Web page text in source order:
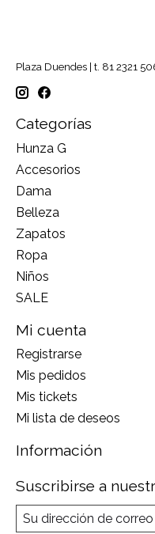
Plaza Duendes | t. 81 2321
Categorías
Hunza G
Accesorios
Dama
Belleza
Zapatos
Ropa
Niños
SALE
Mi cuenta
Registrarse
Mis pedidos
Mis tickets
Mi lista de deseos
Información
Suscribirse a